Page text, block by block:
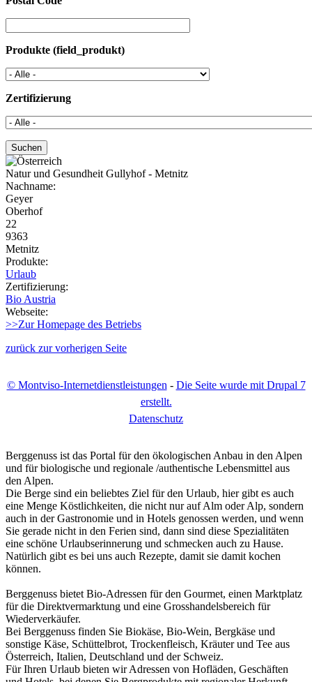
Produkte (field_produkt)
Zertifizierung
Natur und Gesundheit Gullyhof - Metnitz
Nachname:
Geyer
Oberhof
22
9363
Metnitz
Produkte:
Urlaub
Zertifizierung:
Bio Austria
Webseite:
>>Zur Homepage des Betriebs
zurück zur vorherigen Seite
© Montviso-Internetdienstleistungen - Die Seite wurde mit Drupal 7
erstellt.
Datenschutz
Berggenuss ist das Portal für den ökologischen Anbau in den Alpen
und für biologische und regionale /authentische Lebensmittel aus
den Alpen.
Die Berge sind ein beliebtes Ziel für den Urlaub, hier gibt es auch
eine Menge Köstlichkeiten, die nicht nur auf Alm oder Alp, sondern
auch in der Gastronomie und in Hotels genossen werden, und wenn
Sie gerade nicht in den Ferien sind, dann sind diese Spezialitäten
eine schöne Urlaubserinnerung und schmecken auch zu Hause.
Natürlich gibt es bei uns auch Rezepte, damit sie damit kochen
können.
Berggenuss bietet Bio-Adressen für den Gourmet, einen Marktplatz
für die Direktvermarktung und eine Grosshandelsbereich für
Wiederverkäufer.
Bei Berggenuss finden Sie Biokäse, Bio-Wein, Bergkäse und
sonstige Käse, Schüttelbrot, Trockenfleisch, Kräuter und Tee aus
Österreich, Italien, Deutschland und der Schweiz.
Für Ihren Urlaub bieten wir Adressen von Hofläden, Geschäften